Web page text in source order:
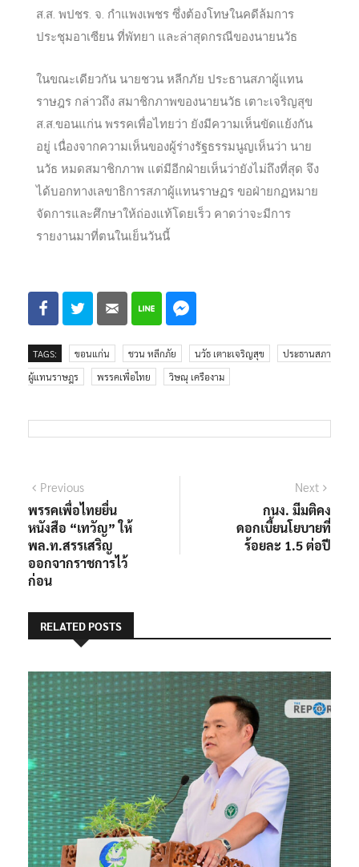
ส.ส. พปชร. จ. กำแพงเพชร ซึ่งต้องโทษในคดีล้มการ
ประชุมอาเซียน ที่พัทยา และล่าสุดกรณีของนายนวัธ
ในขณะเดียวกัน นายชวน หลีกภัย ประธานสภาผู้แทน
ราษฎร กล่าวถึง สมาชิกภาพของนายนวัธ เตาะเจริญสุข
ส.ส.ขอนแก่น พรรคเพื่อไทยว่า ยังมีความเห็นขัดแย้งกัน
อยู่ เนื่องจากความเห็นของผู้ร่างรัฐธรรมนูญเห็นว่า นาย
นวัธ หมดสมาชิกภาพ แต่มีอีกฝ่ายเห็นว่ายังไม่ถึงที่สุด จึง
ได้บอกทางเลขาธิการสภาผู้แทนราษฏร ขอฝ่ายกฏหมาย
จัดการและศึกษาให้ถ่องแท้โดยเร็ว คาดว่าจะมีการ
รายงานมาที่ตนในเย็นวันนี้
TAGS: ขอนแก่น ชวน หลีกภัย นวัธ เตาะเจริญสุข
ประธานสภา
ผู้แทนราษฎร
พรรคเพื่อไทย วิษณุ เครืองาม
Previous
พรรคเพื่อไทยยื่น
หนังสือ “เทวัญ” ให้
พล.ท.สรรเสริญ
ออกจากราชการไว้
ก่อน
Next
กนง. มีมติคง
ดอกเบี้ยนโยบายที่
ร้อยละ 1.5 ต่อปี
RELATED POSTS